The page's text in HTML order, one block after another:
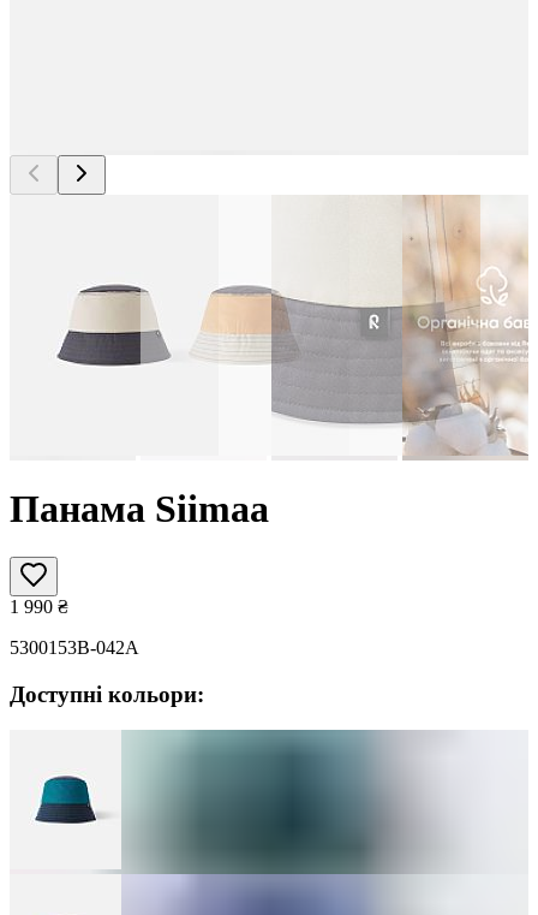
Панама Siimaa
1 990 ₴
5300153B-042A
Доступні кольори: